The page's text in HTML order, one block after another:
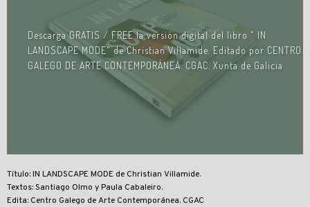
Descarga GRATIS / FREE la versión digital del libro " IN
LANDSCAPE MODE" de Christian Villamide. Editado por CENTRO
GALEGO DE ARTE CONTEMPORÁNEA. CGAC. Xunta de Galicia
Título: IN LANDSCAPE MODE de Christian Villamide.
Textos: Santiago Olmo y Paula Cabaleiro.
Edita: Centro Galego de Arte Contemporánea. CGAC